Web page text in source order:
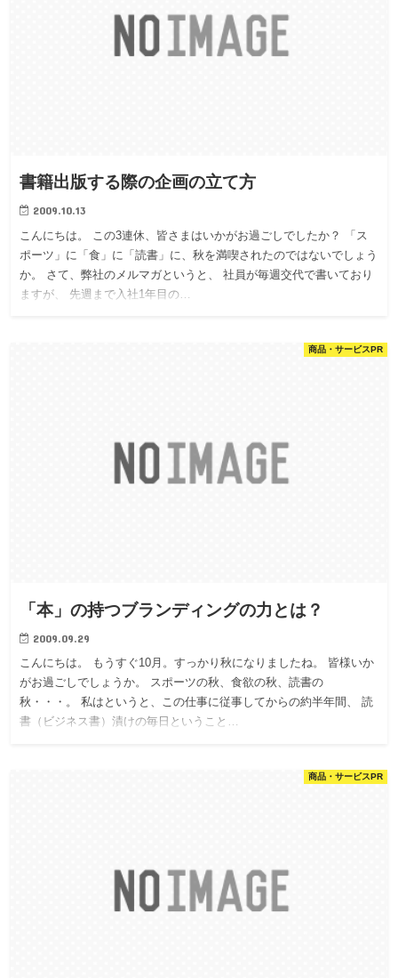
書籍出版する際の企画の立て方
2009.10.13
こんにちは。 この3連休、皆さまはいかがお過ごしでしたか？ 「ス
ポーツ」に「食」に「読書」に、秋を満喫されたのではないでしょう
か。 さて、弊社のメルマガというと、 社員が毎週交代で書いており
ますが、 先週まで入社1年目の…
商品・サービスPR
「本」の持つブランディングの力とは？
2009.09.29
こんにちは。 もうすぐ10月。すっかり秋になりましたね。 皆様いか
がお過ごしでしょうか。 スポーツの秋、食欲の秋、読書の
秋・・・。 私はというと、この仕事に従事してからの約半年間、 読
書（ビジネス書）漬けの毎日ということ…
商品・サービスPR